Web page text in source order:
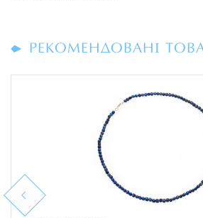
РЕКОМЕНДОВАНІ
Previous